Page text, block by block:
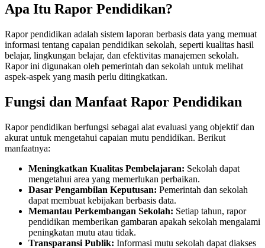
Apa Itu Rapor Pendidikan?
Rapor pendidikan adalah sistem laporan berbasis data yang memuat
informasi tentang capaian pendidikan sekolah, seperti kualitas hasil
belajar, lingkungan belajar, dan efektivitas manajemen sekolah.
Rapor ini digunakan oleh pemerintah dan sekolah untuk melihat
aspek-aspek yang masih perlu ditingkatkan.
Fungsi dan Manfaat Rapor Pendidikan
Rapor pendidikan berfungsi sebagai alat evaluasi yang objektif dan
akurat untuk mengetahui capaian mutu pendidikan. Berikut
manfaatnya:
Meningkatkan Kualitas Pembelajaran: Sekolah dapat
mengetahui area yang memerlukan perbaikan.
Dasar Pengambilan Keputusan: Pemerintah dan sekolah
dapat membuat kebijakan berbasis data.
Memantau Perkembangan Sekolah: Setiap tahun, rapor
pendidikan memberikan gambaran apakah sekolah mengalami
peningkatan mutu atau tidak.
Transparansi Publik: Informasi mutu sekolah dapat diakses